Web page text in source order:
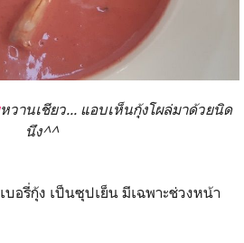
หวานเชียว... แอบเห็นกุ้งโผล่มาด้วยนิด
นึง^^
อรี่กุ้ง เป็นซุปเย็น มีเฉพาะช่วงหน้า